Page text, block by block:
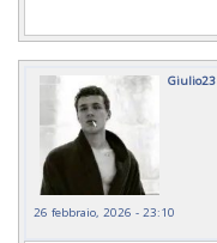
Giulio23
26 febbraio, 2026 - 23:10